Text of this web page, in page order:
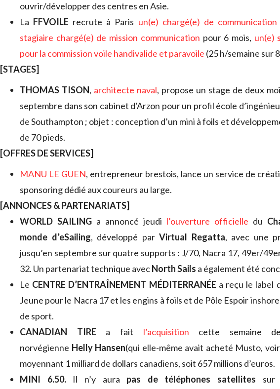
ouvrir/développer des centres en Asie.
La FFVOILE recrute à Paris un(e) chargé(e) de
stagiaire chargé(e) de mission communication pour 6 mois, un(e)
pour la commission voile handivalide et paravoile (25 h/semaine sur
[STAGES]
THOMAS TISON, architecte naval, propose un stage de deux
septembre dans son cabinet d’Arzon pour un profil école
de Southampton ; objet : conception d’un mini à foils et
de 70 pieds.
[OFFRES DE SERVICES]
MANU LE GUEN, entrepreneur brestois, lance un service de
sponsoring dédié aux coureurs au large.
[ANNONCES & PARTENARIATS]
WORLD SAILING a annoncé jeudi l’ouverture officielle du
monde d’eSailing, développé parVirtual Regatta, avec une
jusqu’en septembre sur quatre supports : J/70, Nacra 17, 49er/
32. Un partenariat technique avecNorth Sails a également été
Le CENTRE D’ENTRAÎNEMENT MÉDITERRANÉE a reçu le label
Jeune pour le Nacra 17 et les engins à foils et de Pôle Espoir
de sport.
CANADIAN TIRE a fait l’acquisition cette semaine de
norvégienne Helly Hansen(qui elle-même avait acheté Musto, voir
moyennant 1 milliard de dollars canadiens, soit 657 millions d’euros.
MINI 6.50.Il n’y aura pas de téléphones satellites sur